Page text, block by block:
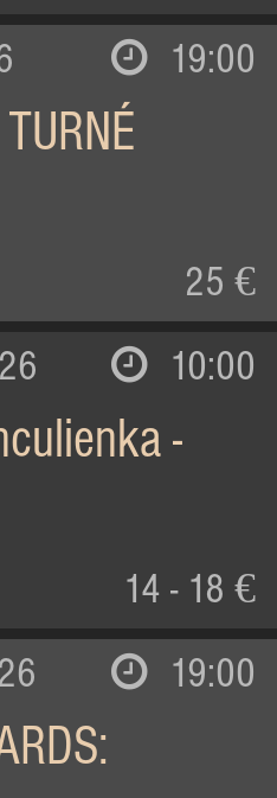
19:00
25 €
10:00
-
14 - 18 €
19:00